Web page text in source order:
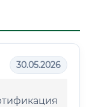
30.05.2026